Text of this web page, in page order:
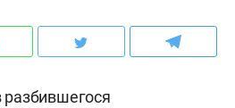
разбившегося